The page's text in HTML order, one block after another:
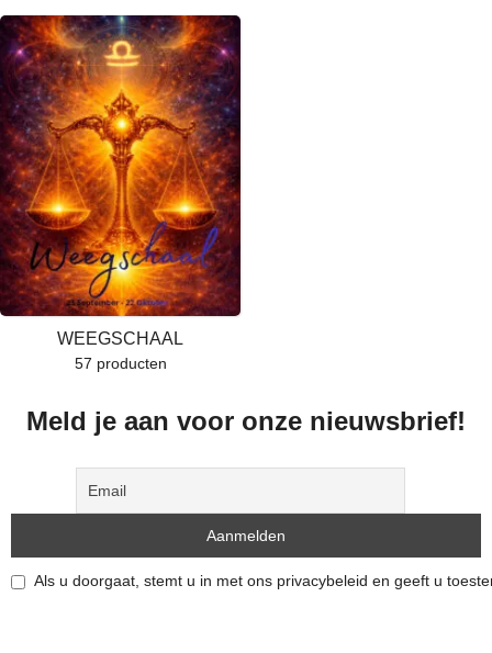
WEEGSCHAAL
57 producten
Meld je aan voor onze nieuwsbrief!
Als u doorgaat, stemt u in met ons privacybeleid en geeft u